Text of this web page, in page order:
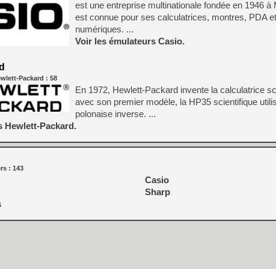
est une entreprise multinationale fondée en 1946 à
est connue pour ses calculatrices, montres, PDA
numériques. ...
Voir les émulateurs Casio.
Packard : 58
En 1972, Hewlett-Packard invente la calculatrice
avec son premier modèle, la HP35 scientifique
polonaise inverse. ...
Hewlett-Packard.
: 143
Casio
Sharp